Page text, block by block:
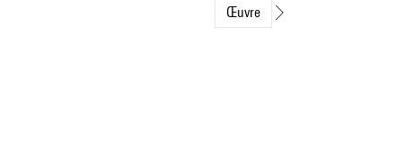
Œuvre